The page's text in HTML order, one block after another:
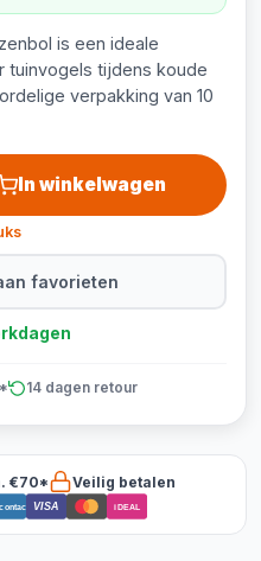
is een ideale
tuinvogels tijdens koude
verpakking van 10
In winkelwagen
favorieten
14 dagen retour
€70*
Veilig betalen
VISA iDEAL